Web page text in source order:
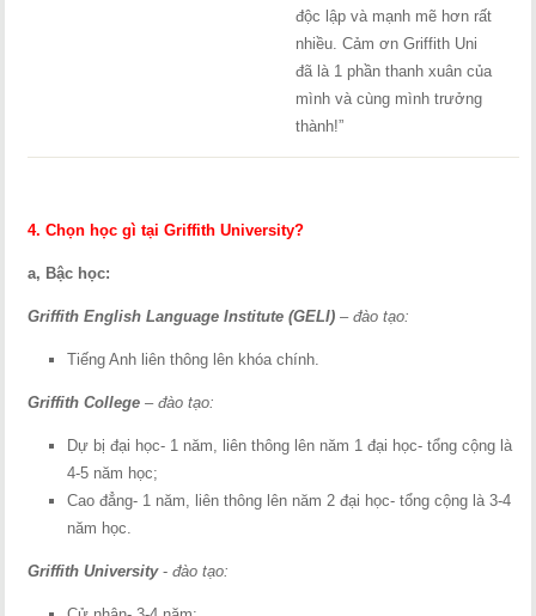
độc lập và mạnh mẽ hơn rất
nhiều. Cảm ơn Griffith Uni
đã là 1 phần thanh xuân của
mình và cùng mình trưởng
thành!”
4. Chọn học gì tại Griffith University?
a, Bậc học:
Griffith English Language Institute (GELI) – đào tạo:
Tiếng Anh liên thông lên khóa chính.
Griffith College – đào tạo:
Dự bị đại học- 1 năm, liên thông lên năm 1 đại học- tổng cộng là
4-5 năm học;
Cao đẳng- 1 năm, liên thông lên năm 2 đại học- tổng cộng là 3-4
năm học.
Griffith University- đào tạo: